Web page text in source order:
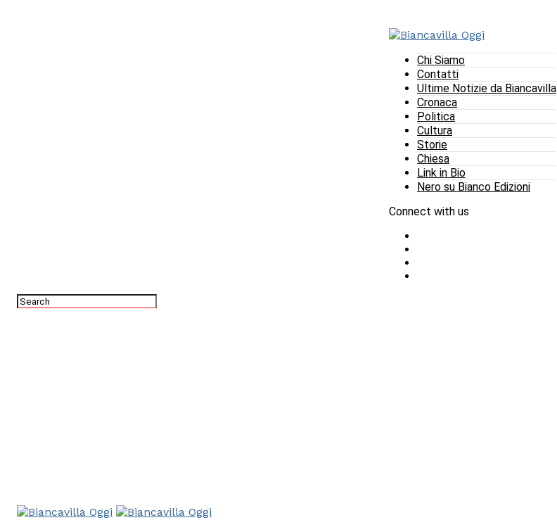
Chi Siamo
Contatti
Ultime Notizie da Biancavilla
Cronaca
Politica
Cultura
Storie
Chiesa
Link in Bio
Nero su Bianco Edizioni
Connect with us